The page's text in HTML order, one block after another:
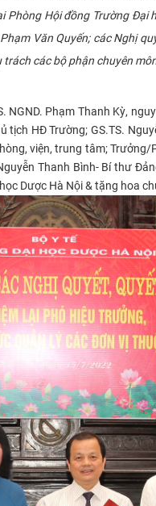
Hội đồng Trường
Văn Quyến; các Nghị
các bộ phận chuyên
NGND. Phạm Thanh Kỳ,
tịch HĐ Trường; GS.TS.
viện, trung tâm;
Thanh Bình- Bí thư
Dược Hà Nội & tặng hoa